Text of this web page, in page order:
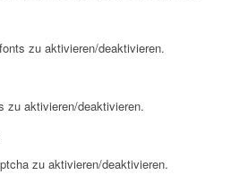
zu aktivieren/deaktivieren.
zu aktivieren/deaktivieren.
zu aktivieren/deaktivieren.